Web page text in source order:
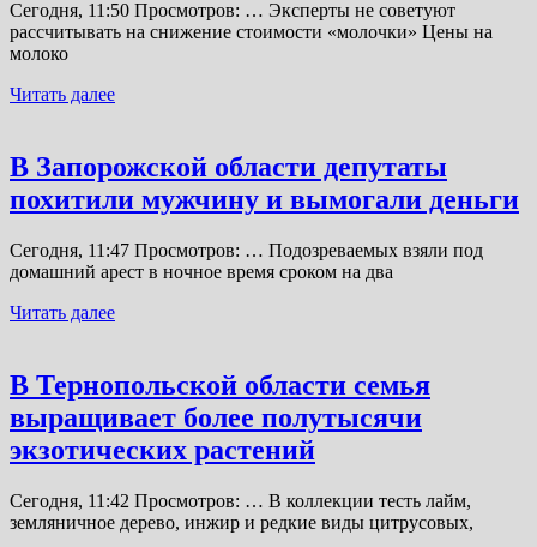
Сегодня, 11:50 Просмотров: … Эксперты не советуют
рассчитывать на снижение стоимости «молочки» Цены на
молоко
Читать далее
В Запорожской области депутаты
похитили мужчину и вымогали деньги
Сегодня, 11:47 Просмотров: … Подозреваемых взяли под
домашний арест в ночное время сроком на два
Читать далее
В Тернопольской области семья
выращивает более полутысячи
экзотических растений
Сегодня, 11:42 Просмотров: … В коллекции тесть лайм,
земляничное дерево, инжир и редкие виды цитрусовых,